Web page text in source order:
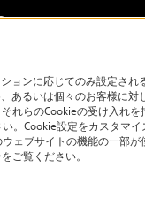
ョンに応じてのみ設定さ
あるいは個々のお客様に
らのCookieの受け入れ
。Cookie設定をカスタマ
ェブサイトの機能の一部
ご覧ください。